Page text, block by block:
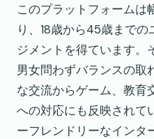
このプラットフォームは
り、18歳から45歳まで
ジメントを得ています。
男女問わずバランスの取
な交流からゲーム、教育
への対応にも反映されて
ーフレンドリーなインタ